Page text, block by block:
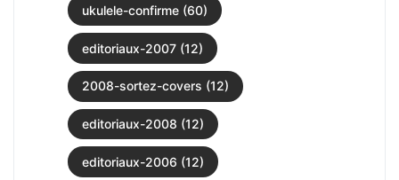
ukulele-confirme (60)
editoriaux-2007 (12)
2008-sortez-covers (12)
editoriaux-2008 (12)
editoriaux-2006 (12)